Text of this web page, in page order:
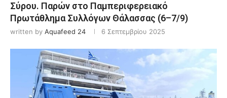
Σύρου. Παρών στο Παμπεριφερειακό
Πρωτάθλημα Συλλόγων Θάλασσας (6–7/9)
written by Aquafeed 24 6 Σεπτεμβρίου 2025